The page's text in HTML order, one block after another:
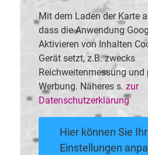
Mit dem Laden der Karte
dass die Anwendung
Aktivieren von Inhalten
Gerät setzt, z.B. zwecks
Reichweitenmessung
Werbung. Näheres s. zur
Datenschutzerklärung
Hier können Sie
Einstellungen